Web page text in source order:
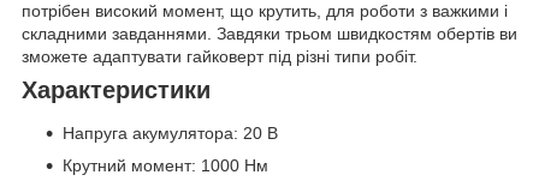
потрібен високий момент, що крутить, для роботи з важкими і
складними завданнями. Завдяки трьом швидкостям обертів ви
зможете адаптувати гайковерт під різні типи робіт.
Характеристики
Напруга акумулятора: 20 В
Крутний момент: 1000 Нм